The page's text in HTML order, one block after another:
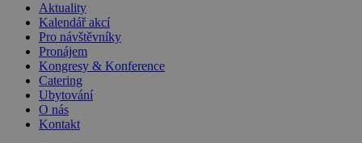
Aktuality
Kalendář akcí
Pro návštěvníky
Pronájem
Kongresy & Konference
Catering
Ubytování
O nás
Kontakt